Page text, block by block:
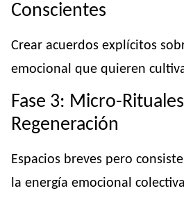
Conscientes
Crear acuerdos explícitos
emocional que quieren
Fase 3: Micro-
Regeneración
Espacios breves pero
la energía emocional